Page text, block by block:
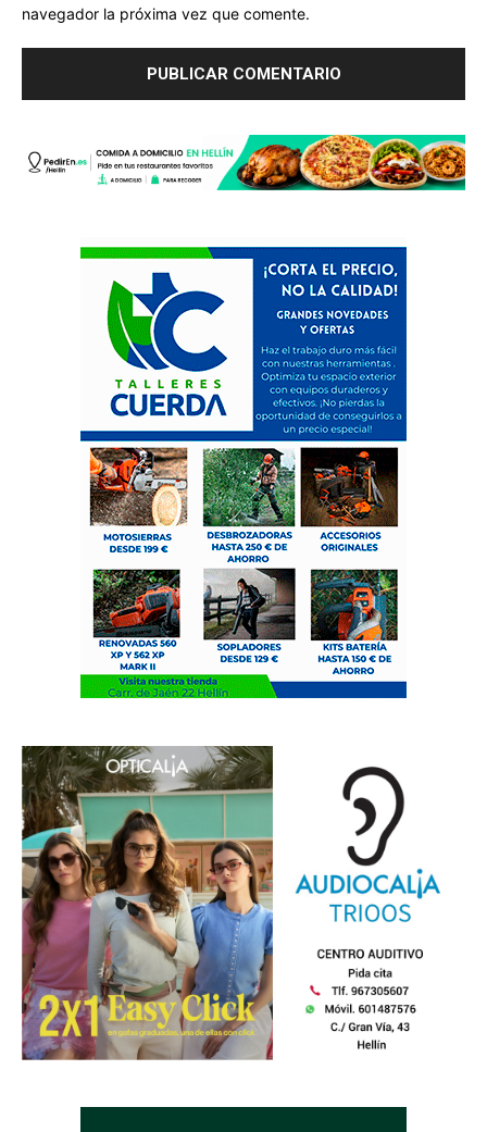
navegador la próxima vez que comente.